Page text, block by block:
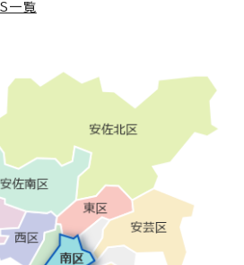
一覧